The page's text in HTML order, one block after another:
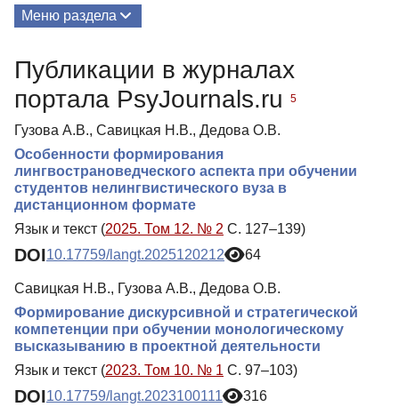
Меню раздела
Публикации в журналах
портала PsyJournals.ru
5
Гузова А.В., Савицкая Н.В., Дедова О.В.
Особенности формирования
лингвострановедческого аспекта при обучении
студентов нелингвистического вуза в
дистанционном формате
Язык и текст (2025. Том 12. № 2 С. 127–139)
DOI10.17759/langt.2025120212 64
Савицкая Н.В., Гузова А.В., Дедова О.В.
Формирование дискурсивной и стратегической
компетенции при обучении монологическому
высказыванию в проектной деятельности
Язык и текст (2023. Том 10. № 1 С. 97–103)
DOI10.17759/langt.2023100111 316